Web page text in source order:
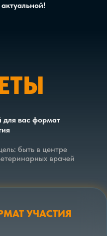
УЧАСТИЯ
вас формат
быть в центре
врачей